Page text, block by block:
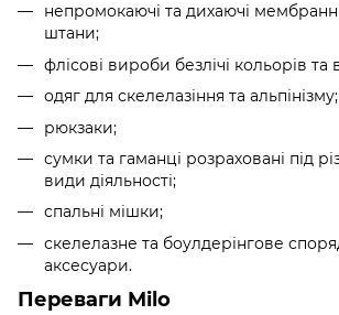
непромокаючі та дихаючі
штани;
флісові вироби безлічі кольорів та
одяг для скелелазіння та альпінізму;
рюкзаки;
сумки та гаманці розраховані під
види діяльності;
спальні мішки;
скелелазне та боулдерінгове
аксесуари.
Переваги Milo